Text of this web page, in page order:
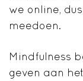
we online,
meedoen.
Mindfulness
geven aan